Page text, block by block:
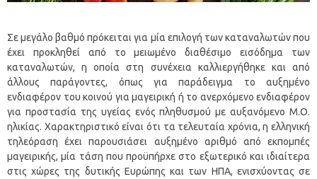
Σε μεγάλο βαθμό πρόκειται για μία επιλογή των καταναλωτών που
έχει προκληθεί από το μειωμένο διαθέσιμο εισόδημα των
καταναλωτών, η οποία στη συνέχεια καλλιεργήθηκε και από
άλλους παράγοντες, όπως για παράδειγμα το αυξημένο
ενδιαφέρον του κοινού για μαγειρική ή το ανερχόμενο ενδιαφέρον
για προστασία της υγείας ενός πληθυσμού με αυξανόμενο Μ.Ο.
ηλικίας. Χαρακτηριστικό είναι ότι τα τελευταία χρόνια, η ελληνική
τηλεόραση έχει παρουσιάσει αυξημένο αριθμό από εκπομπές
μαγειρικής, μία τάση που προϋπήρχε στο εξωτερικό και ιδιαίτερα
στις χώρες της δυτικής Ευρώπης και των ΗΠΑ, ενισχύοντας σε